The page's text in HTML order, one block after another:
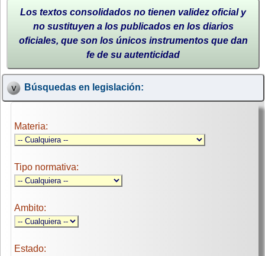
Los textos consolidados no tienen validez oficial y
no sustituyen a los publicados en los diarios
oficiales, que son los únicos instrumentos que dan
fe de su autenticidad
Búsquedas en legislación:
Materia:
Tipo normativa:
Ambito:
Estado: